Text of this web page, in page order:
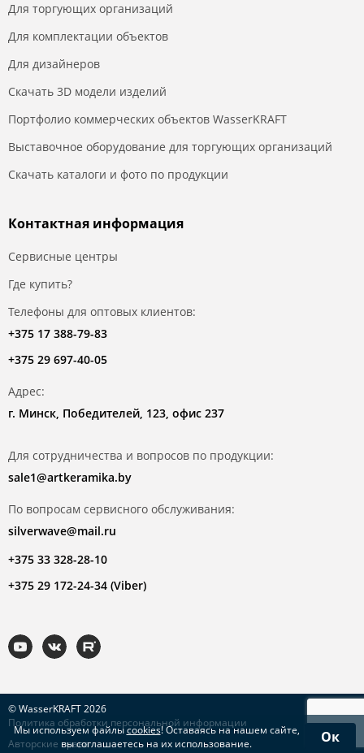
Мы используем файлыcookies! Оставаясь на нашем сайте,
вы соглашаетесь на их использование.
Ок
Для торгующих организаций
Для комплектации объектов
Для дизайнеров
Скачать 3D модели изделий
Портфолио коммерческих объектов WasserKRAFT
Выставочное оборудование для торгующих организаций
Скачать каталоги и фото по продукции
Контактная информация
Сервисные центры
Где купить?
Телефоны для оптовых клиентов:
+375 17 388-79-83
+375 29 697-40-05
Адрес:
г. Минск, Победителей, 123, офис 237
Для сотрудничества и вопросов по продукции:
sale1@artkeramika.by
По вопросам сервисного обслуживания:
silverwave@mail.ru
+375 33 328-28-10
+375 29 172-24-34 (Viber)
© WasserKRAFT 2026
Политика обработки персональной информации
Авторские права